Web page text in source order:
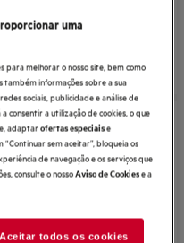
uma
para melhorar o nosso site, bem como
informações sobre a sua
sociais, publicidade e análise de
consentir a utilização de cookies, o que
adaptarofertas especiaise
sem aceitar”, bloqueia os
de navegação e os serviços que
consulte o nossoAviso de Cookiese a
Aceitar todos os cookies